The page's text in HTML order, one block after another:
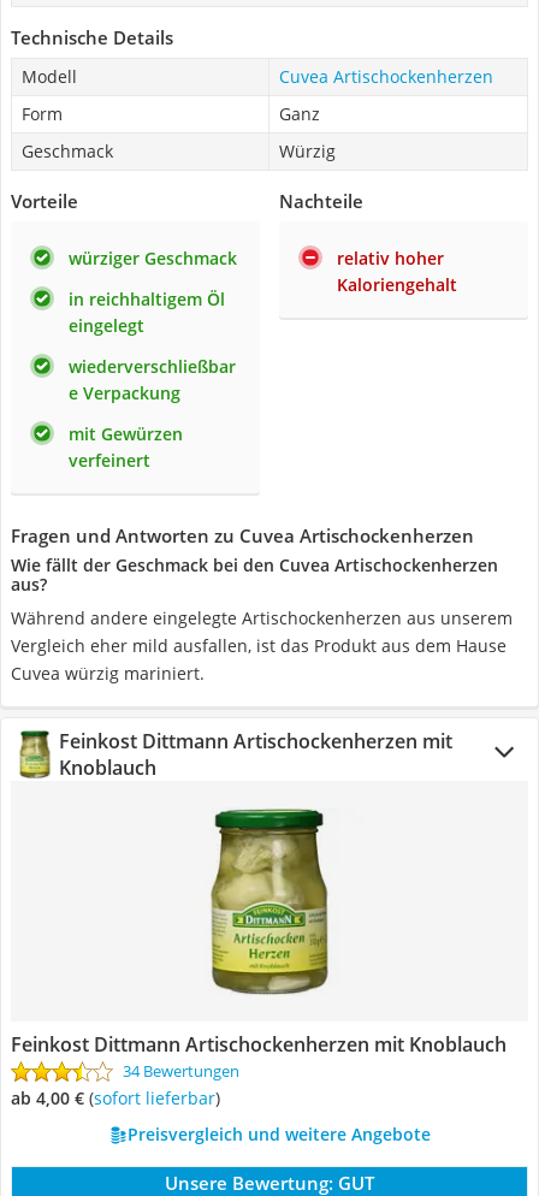
Technische Details
Modell
Cuvea Artischockenherzen
Form
Ganz
Geschmack
Würzig
Vorteile
würziger Geschmack
in reichhaltigem Öl
eingelegt
wiederverschließbar
e Verpackung
mit Gewürzen
verfeinert
Nachteile
relativ hoher
Kaloriengehalt
Fragen und Antworten zu Cuvea Artischockenherzen
Wie fällt der Geschmack bei den Cuvea Artischockenherzen
aus?
Während andere eingelegte Artischockenherzen aus unserem
Vergleich eher mild ausfallen, ist das Produkt aus dem Hause
Cuvea würzig mariniert.
Feinkost Dittmann Artischockenherzen mit
Knoblauch
Feinkost Dittmann Artischockenherzen mit Knoblauch
34 Bewertungen
ab 4,00 € ( Sofort lieferbar)
Preisvergleich und weitere Angebote
Unsere Bewertung: GUT